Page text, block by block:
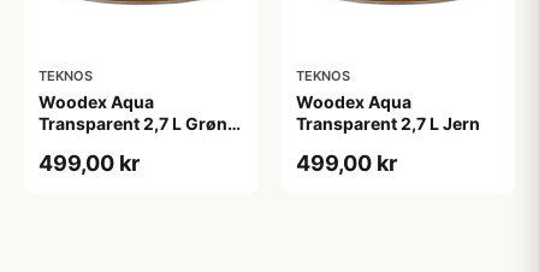
TEKNOS
Woodex Aqua
Transparent 2,7 L Grøn
499,00 kr
TEKNOS
Woodex Aqua
Transparent 2,7 L Jern
499,00 kr